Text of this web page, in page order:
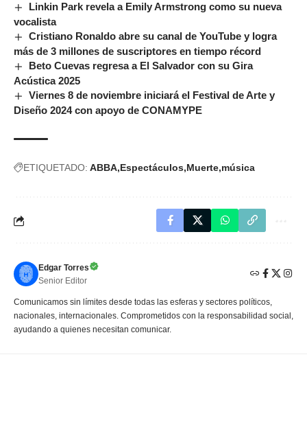
Linkin Park revela a Emily Armstrong como su nueva
vocalista
Cristiano Ronaldo abre su canal de YouTube y logra
más de 3 millones de suscriptores en tiempo récord
Beto Cuevas regresa a El Salvador con su Gira
Acústica 2025
Viernes 8 de noviembre iniciará el Festival de Arte y
Diseño 2024 con apoyo de CONAMYPE
ETIQUETADO: ABBA Espectáculos Muerte música
Edgar Torres
Senior Editor
Comunicamos sin límites desde todas las esferas y sectores políticos,
nacionales, internacionales. Comprometidos con la responsabilidad social,
ayudando a quienes necesitan comunicar.